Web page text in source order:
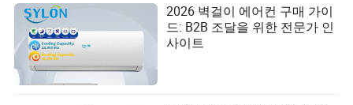
2026 벽걸이 에어컨 구매 가이
드: B2B 조달을 위한 전문가 인
사이트